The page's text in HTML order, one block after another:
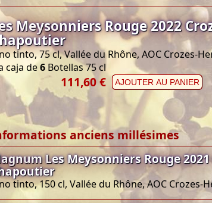
Meysonniers Rouge 2022
tinto, 75 cl, Vallée du Rhône, AOC Crozes-
caja de6 Botellas 75 cl
111,60 € AJOUTER AU PANIER
anciens millésimes
Les Meysonniers Rouge
tinto, 150 cl, Vallée du Rhône, AOC Crozes-